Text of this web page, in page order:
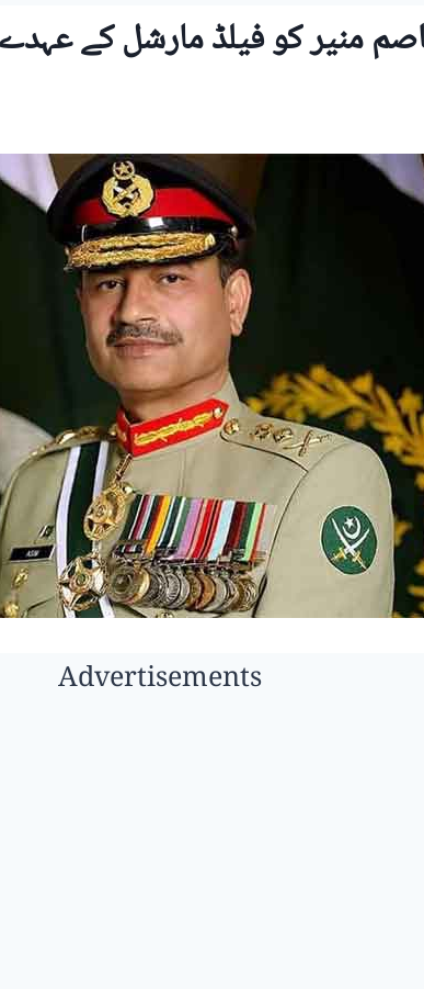
منیر کو فیلڈ مارشل کے
Advertisements